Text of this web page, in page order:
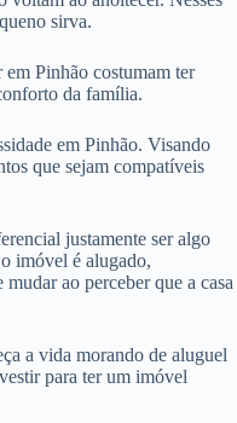
sirva.
em Pinhão costumam ter
da família.
em Pinhão. Visando
que sejam compatíveis
justamente ser algo
imóvel é alugado,
ao perceber que a casa
a vida morando de aluguel
para ter um imóvel